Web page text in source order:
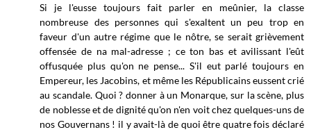
Si je l'eusse toujours fait parler en meûnier, la classe
nombreuse des personnes qui s'exaltent un peu trop en
faveur d'un autre régime que le nôtre, se serait grièvement
offensée de na mal-adresse ; ce ton bas et avilissant l'eût
offusquée plus qu'on ne pense... S'il eut parlé toujours en
Empereur, les Jacobins, et même les Républicains eussent crié
au scandale. Quoi ? donner à un Monarque, sur la scène, plus
de noblesse et de dignité qu'on n'en voit chez quelques-uns de
nos Gouvernans ! il y avait-là de quoi être quatre fois déclaré